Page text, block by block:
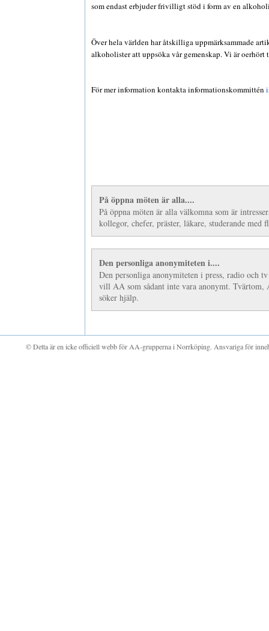
som endast erbjuder frivilligt stöd i form av en
Över hela världen har åtskilliga uppmärksammade
alkoholister att uppsöka vår gemenskap. Vi är
För mer information kontakta informationskommittén
På öppna möten är alla....
På öppna möten är alla välkomna som är
kollegor, chefer, präster, läkare, studerande med
Den personliga anonymiteten i....
Den personliga anonymiteten i press, radio och
vill AA som sådant inte vara anonymt.
söker hjälp.
© Detta är en icke officiell webb för AA-grupperna i Norrköping. Ansvariga för